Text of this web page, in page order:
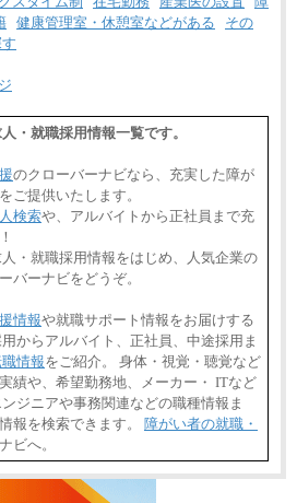
健康管理室・休憩室などがある
その
・就職採用情報一覧です。
のクローバーナビなら、充実した障が
ご提供いたします。
検索や、アルバイトから正社員まで充
・就職採用情報をはじめ、人気企業の
バーナビをどうぞ。
情報や就職サポート情報をお届けする
からアルバイト、正社員、中途採用ま
情報をご紹介。 身体・視覚・聴覚など
績や、希望勤務地、メーカー・ ITなど
ジニアや事務関連などの職種情報ま
報を検索できます。 障がい者の就職・
ビへ。